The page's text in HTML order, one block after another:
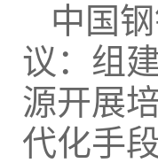
中国
议：组
源开展
代化手